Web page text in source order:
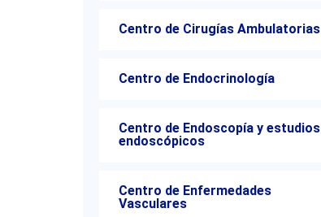
Centro de Cirugías Ambulatorias
Centro de Endocrinología
Centro de Endoscopía y estudios
endoscópicos
Centro de Enfermedades
Vasculares